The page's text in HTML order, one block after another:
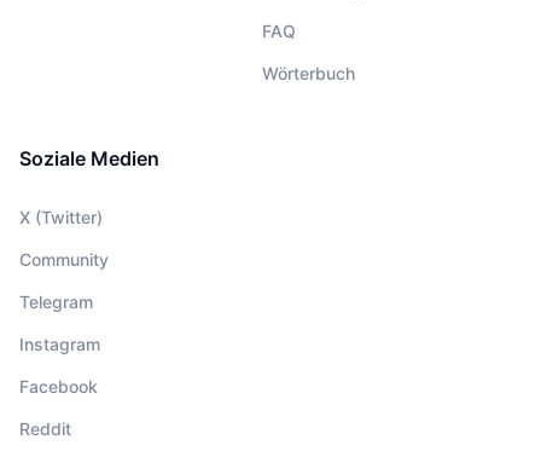
FAQ
Wörterbuch
Soziale Medien
X (Twitter)
Community
Telegram
Instagram
Facebook
Reddit